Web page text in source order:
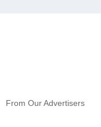
From Our Advertisers